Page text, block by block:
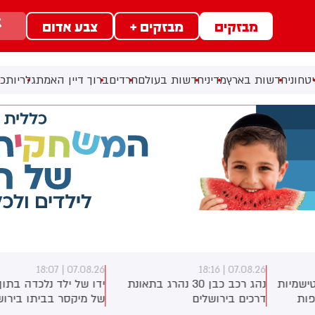
מבזקים מבזקים + צבע אדום
חדשות בארץמדיניחדשות בעולםחרדיםברוך דיין האמתגלריות
נהג רכב כבן 30 נהרג בתאונת
בירושלים
ידו של ילד נלכדה בתוך אביזר
של מיקסר בביתו בירושלים,